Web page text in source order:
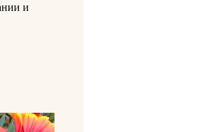
и